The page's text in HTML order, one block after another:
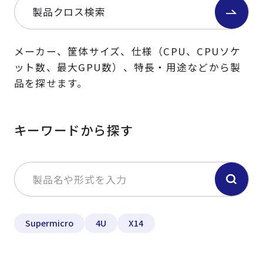
製品クロス検索
メーカー、筐体サイズ、仕様（CPU、CPUソケ
ット数、最大GPU数）、特長・用途などから製
品を探せます。
キーワードから探す
Supermicro 4U X14